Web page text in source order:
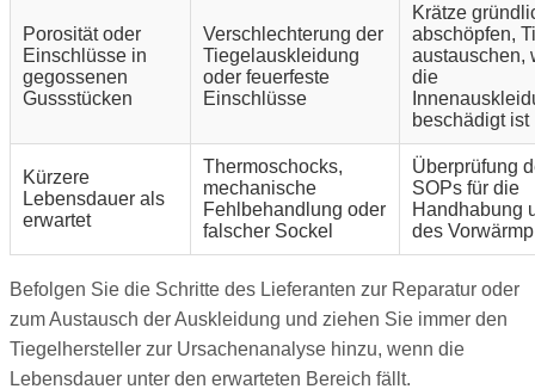
Porosität oder
Einschlüsse in
gegossenen
Gussstücken
Verschlechterung der
Tiegelauskleidung
oder feuerfeste
Einschlüsse
Krätze
abschöpfen,
austauschen,
die
beschädigt ist
Kürzere
Lebensdauer als
erwartet
Thermoschocks,
mechanische
Fehlbehandlung oder
falscher Sockel
Überprüfung
SOPs für die
Handhabung
des
Befolgen Sie die Schritte des Lieferanten zur Reparatur oder
zum Austausch der Auskleidung und ziehen Sie immer den
Tiegelhersteller zur Ursachenanalyse hinzu, wenn die
Lebensdauer unter den erwarteten Bereich fällt.